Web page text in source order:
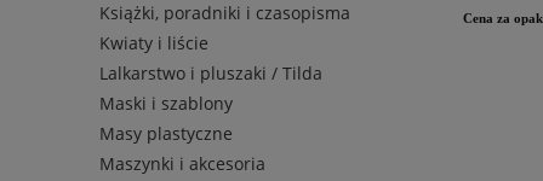
Książki, poradniki i czasopisma
Kwiaty i liście
Lalkarstwo i pluszaki / Tilda
Maski i szablony
Masy plastyczne
Maszynki i akcesoria
Cena za